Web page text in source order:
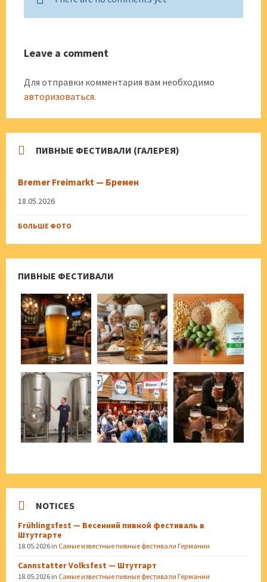
Leave a comment
Для отправки комментария вам необходимо
авторизоваться.
ПИВНЫЕ ФЕСТИВАЛИ (ГАЛЕРЕЯ)
Bremer Freimarkt — Бремен
18.05.2026
БОЛЬШЕ ФОТО
ПИВНЫЕ ФЕСТИВАЛИ
NOTICES
Frühlingsfest — Весенний пивной фестиваль в
Штутгарте
18.05.2026 in Самые известные пивные фестивали Германии
Cannstatter Volksfest — Штутгарт
18.05.2026 in Самые известные пивные фестивали Германии